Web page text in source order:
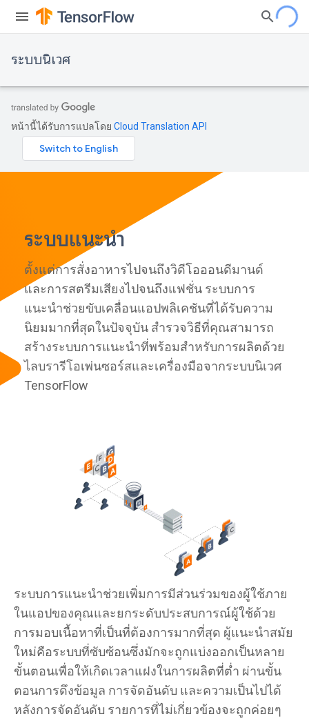
ระบบนิเวศ
หน้านี้ได้รับการแปลโดย Cloud Translation API
ระบบแนะนำ
ตั้งแต่การสั่งอาหารไปจนถึงวิดีโอออนดีมานด์
และการสตรีมเสียงไปจนถึงแฟชั่น ระบบการ
แนะนำช่วยขับเคลื่อนแอปพลิเคชันที่ได้รับความ
นิยมมากที่สุดในปัจจุบัน สำรวจวิธีที่คุณสามารถ
สร้างระบบการแนะนำที่พร้อมสำหรับการผลิตด้วย
ไลบรารีโอเพ่นซอร์สและเครื่องมือจากระบบนิเวศ
TensorFlow
ระบบการแนะนำช่วยเพิ่มการมีส่วนร่วมของผู้ใช้ภาย
ในแอปของคุณและยกระดับประสบการณ์ผู้ใช้ด้วย
การมอบเนื้อหาที่เป็นที่ต้องการมากที่สุด ผู้แนะนำสมัย
ใหม่คือระบบที่ซับซ้อนซึ่งมักจะถูกแบ่งออกเป็นหลาย
ขั้นตอนเพื่อให้เกิดเวลาแฝงในการผลิตที่ต่ำ ผ่านขั้น
ตอนการดึงข้อมูล การจัดอันดับ และความเป็นไปได้
หลังการจัดอันดับ รายการที่ไม่เกี่ยวข้องจะถูกค่อยๆ